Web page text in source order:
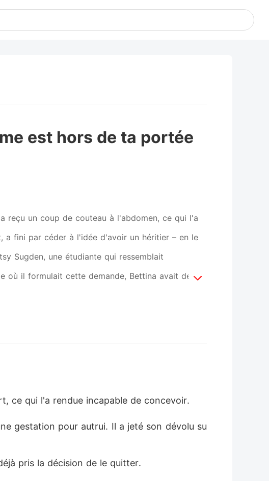
est hors de ta portée
reçu un coup de couteau à l'abdomen, ce qui l'a
a fini par céder à l'idée d'avoir un héritier – en le
Sugden, une étudiante qui ressemblait
où il formulait cette demande, Bettina avait déjà
ce qui l'a rendue incapable de concevoir.
gestation pour autrui. Il a jeté son dévolu su
pris la décision de le quitter.